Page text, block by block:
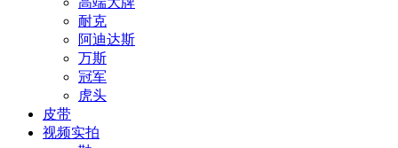
耐克
阿迪达斯
万斯
冠军
虎头
皮带
视频实拍